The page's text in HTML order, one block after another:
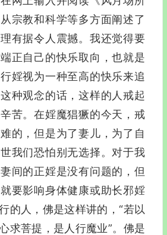
宗教和科学等多方面阐述了
有据令人震撼。我还觉得要
正自己的快乐取向，也就是
婬视为一种至高的快乐来追
种观念的话，这样的人戒起
苦。在婬魔猖獗的今天，戒
的，但是为了妻儿，为了自
我们恐怕别无选择。对于我
间的正婬是没有问题的，但
要影响身体健康或助长邪婬
的人，佛是这样讲的，“若以
求菩提，是人行魔业”。佛是